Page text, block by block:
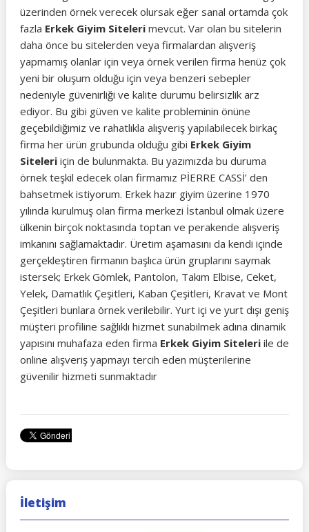
üzerinden örnek verecek olursak eğer sanal ortamda çok
fazla Erkek Giyim Sitelerimevcut. Var olan bu sitelerin
daha önce bu sitelerden veya firmalardan alışveriş
yapmamış olanlar için veya örnek verilen firma henüz çok
yeni bir oluşum olduğu için veya benzeri sebepler
nedeniyle güvenirliği ve kalite durumu belirsizlik arz
ediyor. Bu gibi güven ve kalite probleminin önüne
geçebildiğimiz ve rahatlıkla alışveriş yapılabilecek birkaç
firma her ürün grubunda olduğu gibi Erkek Giyim
Siteleriiçin de bulunmakta. Bu yazımızda bu duruma
örnek teşkil edecek olan firmamız PİERRE CASSİ’ den
bahsetmek istiyorum. Erkek hazır giyim üzerine 1970
yılında kurulmuş olan firma merkezi İstanbul olmak üzere
ülkenin birçok noktasında toptan ve perakende alışveriş
imkanını sağlamaktadır. Üretim aşamasını da kendi içinde
gerçekleştiren firmanın başlıca ürün gruplarını saymak
istersek; Erkek Gömlek, Pantolon, Takım Elbise, Ceket,
Yelek, Damatlık Çeşitleri, Kaban Çeşitleri, Kravat ve Mont
Çeşitleri bunlara örnek verilebilir. Yurt içi ve yurt dışı geniş
müşteri profiline sağlıklı hizmet sunabilmek adına dinamik
yapısını muhafaza eden firma Erkek Giyim Siteleriile de
online alışveriş yapmayı tercih eden müşterilerine
güvenilir hizmeti sunmaktadır
İletişim